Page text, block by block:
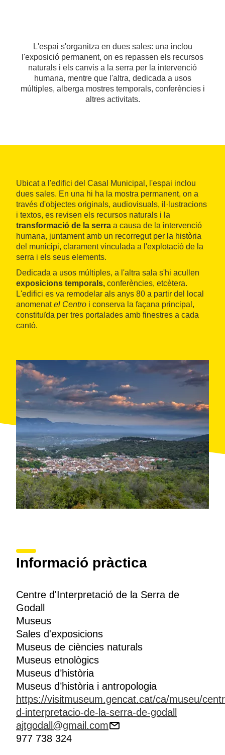
L'espai s'organitza en dues sales: una inclou
l'exposició permanent, on es repassen els recursos
naturals i els canvis a la serra per la intervenció
humana, mentre que l'altra, dedicada a usos
múltiples, alberga mostres temporals, conferències i
altres activitats.
Ubicat a l'edifici del Casal Municipal, l'espai inclou
dues sales. En una hi ha la mostra permanent, on a
través d'objectes originals, audiovisuals, il·lustracions
i textos, es revisen els recursos naturals i la
transformació de la serra a causa de la intervenció
humana, juntament amb un recorregut per la història
del municipi, clarament vinculada a l'explotació de la
serra i els seus elements.
Dedicada a usos múltiples, a l'altra sala s'hi acullen
exposicions temporals, conferències, etcètera.
L'edifici es va remodelar als anys 80 a partir del local
anomenatel Centro i conserva la façana principal,
constituïda per tres portalades amb finestres a cada
cantó.
Informació pràctica
Centre d'Interpretació de la Serra de
Godall
Museus
Sales d'exposicions
Museus de ciències naturals
Museus etnològics
Museus d’història
Museus d’història i antropologia
https://visitmuseum.gencat.cat/ca/museu/
d-interpretacio-de-la-serra-de-godall
ajtgodall@gmail.com
977 738 324